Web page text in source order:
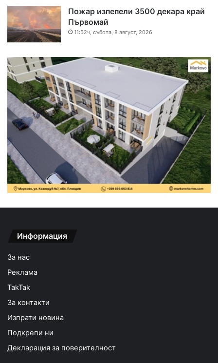
Пожар изпепели 3500 декара край
Първомай
11:52ч, събота, 8 август, 2026
Информация
За нас
Реклама
TakTak
За контакти
Изпрати новина
Подкрепи ни
Декларация за поверителност